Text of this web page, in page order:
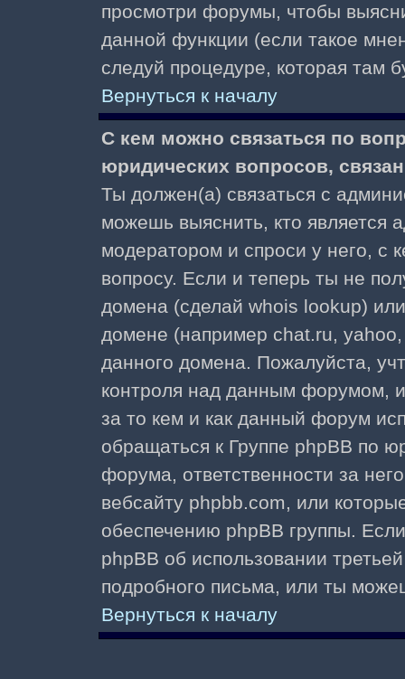
просмотри форумы, чтобы
данной функции (если такое
следуй процедуре, которая там
Вернуться к началу
С кем можно связаться по
юридических вопросов,
Ты должен(а) связаться с
можешь выяснить, кто является
модератором и спроси у него, с
вопросу. Если и теперь ты не
домена (сделай whois lookup)
домене (например chat.ru,
данного домена. Пожалуйста,
контроля над данным форумом,
за то кем и как данный форум
обращаться к Группе phpBB по
форума, ответственности за
вебсайту phpbb.com, или
обеспечению phpBB группы.
phpBB об использовании
подробного письма, или ты
Вернуться к началу